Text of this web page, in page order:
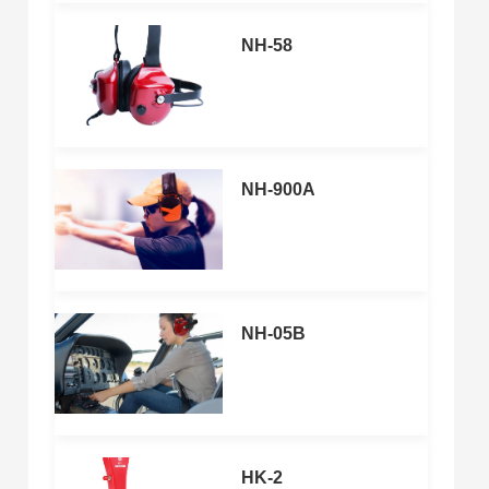
NH-58
NH-900A
NH-05B
HK-2